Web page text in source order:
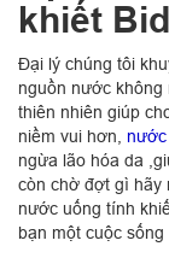
khiết
Đại lý chúng tôi
nguồn nước không
thiên nhiên giúp
niềm vui hơn,
ngừa lão hóa da
còn chờ đợt gì hãy
nước uống tính
bạn một cuộc